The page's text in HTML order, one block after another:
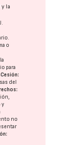
y la
o
para
Cesión:
del
y
no